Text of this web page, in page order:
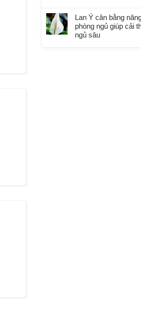
Lan Ý cân bằng
phòng ngủ giúp cải
ngủ sâu